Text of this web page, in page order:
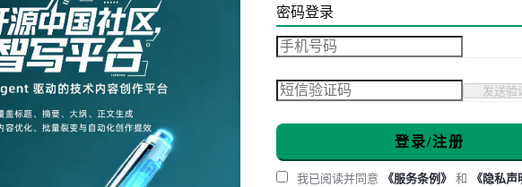
密码登录
发送验
登录/注册
我已阅读并同意 《服务条例》 和 《隐私声